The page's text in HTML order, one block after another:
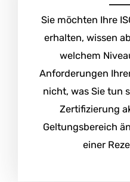
Sie möchten Ihre
erhalten, wissen
welchem
Anforderungen
nicht, was Sie tun
Zertifizierung
Geltungsbereich
einer